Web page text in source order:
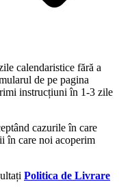
calendaristice fără a
de pe pagina
instrucțiuni în 1-3 zile
cazurile în care
în care noi acoperim
Politica de Livrare